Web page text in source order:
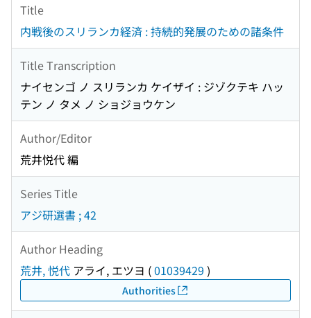
Title
内戦後のスリランカ経済 : 持続的発展のための諸条件
Title Transcription
ナイセンゴ ノ スリランカ ケイザイ : ジゾクテキ ハッ
テン ノ タメ ノ ショジョウケン
Author/Editor
荒井悦代 編
Series Title
アジ研選書 ; 42
Author Heading
荒井, 悦代 アライ, エツヨ (01039429 )
Authorities